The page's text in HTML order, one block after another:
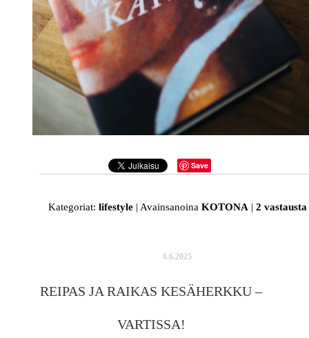
Save
Kategoriat: lifestyle | Avainsanoina KOTONA | 2 vastausta
6.6.2025
REIPAS JA RAIKAS KESÄHERKKU –
VARTISSA!